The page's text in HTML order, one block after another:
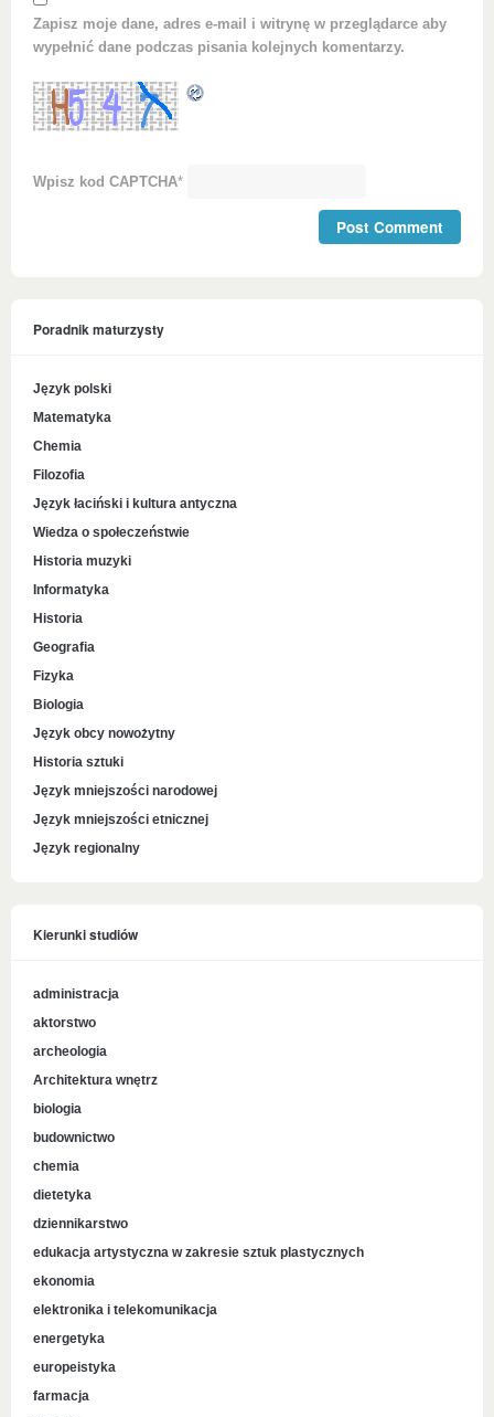
Zapisz moje dane, adres e-mail i witrynę w przeglądarce aby
wypełnić dane podczas pisania kolejnych komentarzy.
Wpisz kod CAPTCHA*
Poradnik maturzysty
Język polski
Matematyka
Chemia
Filozofia
Język łaciński i kultura antyczna
Wiedza o społeczeństwie
Historia muzyki
Informatyka
Historia
Geografia
Fizyka
Biologia
Język obcy nowożytny
Historia sztuki
Język mniejszości narodowej
Język mniejszości etnicznej
Język regionalny
Kierunki studiów
administracja
aktorstwo
archeologia
Architektura wnętrz
biologia
budownictwo
chemia
dietetyka
dziennikarstwo
edukacja artystyczna w zakresie sztuk plastycznych
ekonomia
elektronika i telekomunikacja
energetyka
europeistyka
farmacja